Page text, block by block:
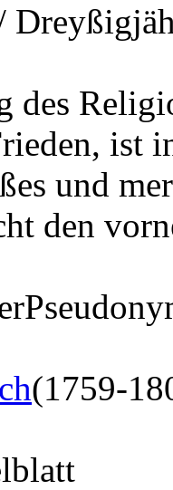
des
ist
und
den
(1759-